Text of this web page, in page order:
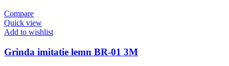
Compare
Quick view
Add to wishlist
Grinda imitatie lemn BR-01 3M